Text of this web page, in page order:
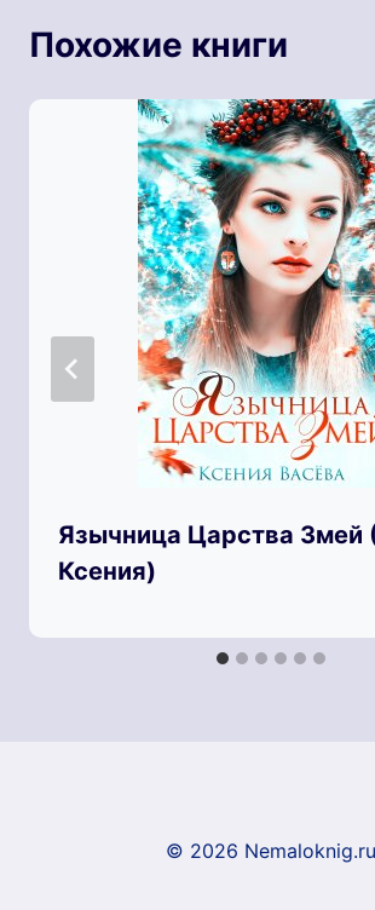
Похожие книги
Язычница Царства Змей
Ксения)
© 2026 Nemaloknig.ru